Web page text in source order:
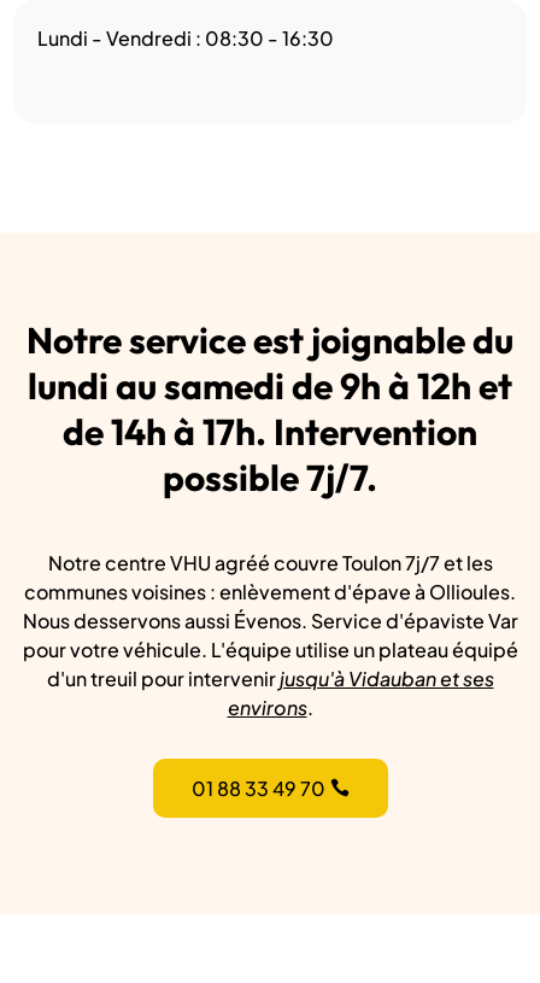
Lundi - Vendredi : 08:30 - 16:30
Notre service est joignable du
lundi au samedi de 9h à 12h et
de 14h à 17h. Intervention
possible 7j/7.
Notre centre VHU agréé couvre Toulon 7j/7 et les
communes voisines : enlèvement d'épave à Ollioules.
Nous desservons aussi Évenos. Service d'épaviste Var
pour votre véhicule. L'équipe utilise un plateau équipé
d'un treuil pour intervenirjusqu'à Vidauban et ses
environs.
01 88 33 49 70